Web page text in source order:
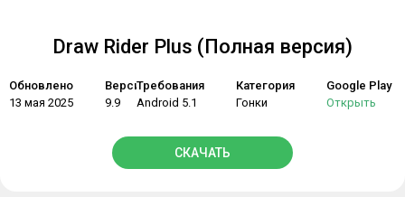
Draw Rider Plus (Полная версия)
Обновлено
13 мая 2025
Версия
9.9
Требования
Android 5.1
Категория
Гонки
Google Play
Открыть
СКАЧАТЬ